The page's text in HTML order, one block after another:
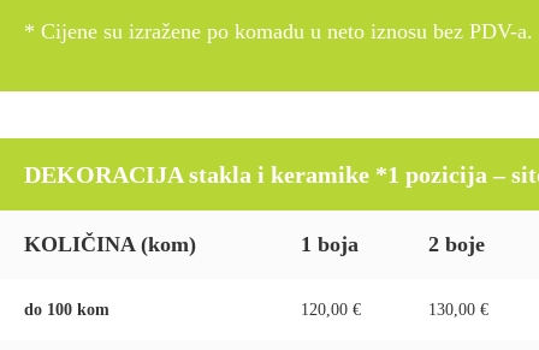
* Cijene su izražene po komadu u neto iznosu bez PDV-a.
DEKORACIJA stakla i keramike *1 pozicija –
KOLIČINA (kom) 1 boja 2 boje
do 100 kom 120,00 € 130,00 €